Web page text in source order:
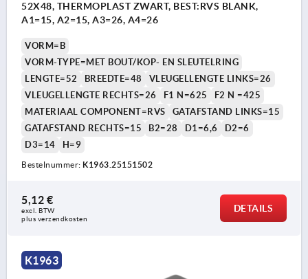
52X48, THERMOPLAST ZWART, BEST:RVS BLANK,
A1=15, A2=15, A3=26, A4=26
VORM=B
VORM-TYPE=MET BOUT/KOP- EN SLEUTELRING
LENGTE=52
BREEDTE=48
VLEUGELLENGTE LINKS=26
VLEUGELLENGTE RECHTS=26
F1 N=625
F2 N =425
MATERIAAL COMPONENT=RVS
GATAFSTAND LINKS=15
GATAFSTAND RECHTS=15
B2=28 D1=6,6
D2=6
D3=14
H=9
Bestelnummer: K1963.25151502
5,12 €
excl. BTW
plus verzendkosten
DETAILS
K1963